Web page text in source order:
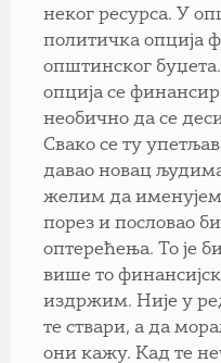
неког ресурса. У
политичка опција
општинског
опција се
необично да се
Свако се ту
давао новац
желим да
порез и пословао
оптерећења. То је
више то
издржим. Није у
те ствари, а да
они кажу. Кад те